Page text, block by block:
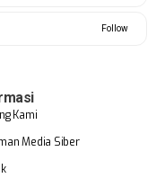
Follow
Kami
Media Siber